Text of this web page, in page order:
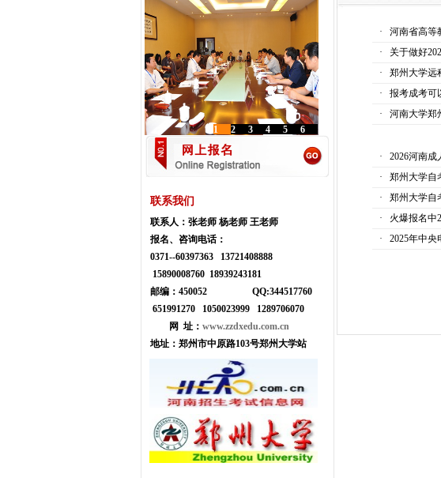
6
5
4
3
2
1
联系我们
联系人： 张老师 杨老师 王老师
报名、咨询电话：
0371--60397363 13721408888
15890008760 18939243181
邮编：450052 QQ:344517760
651991270 1050023999
1289706070
网 址： www.zzdxedu.com.cn
地址： 郑州市中原路103号郑州大学站
· 河南省高等
·
关于做好
·
郑州大学远
·
报考成考可
·
河南大学郑
· 2026河南成
·
郑州大学自
·
郑州大学自
·
火爆报名中
·
2025年中